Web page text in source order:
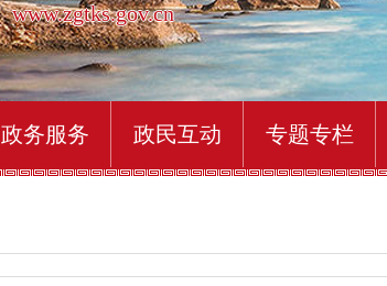
www.zgtks.gov.cn
政务服务 政民互动 专题专栏